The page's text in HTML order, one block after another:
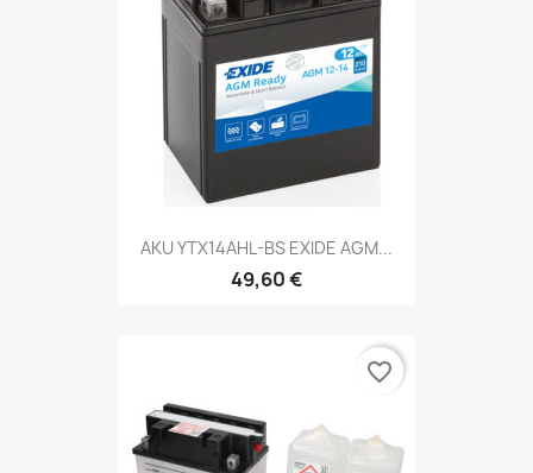
AKU YTX14AHL-BS EXIDE AGM...
49,60 €
favorite_border